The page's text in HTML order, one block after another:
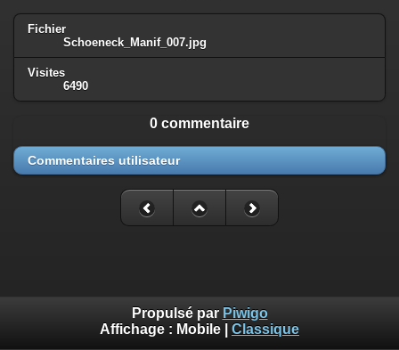
Fichier
Schoeneck_Manif_007.jpg
Visites
6490
0 commentaire
Commentaires utilisateur
Propulsé par Piwigo
Affichage : Mobile Classique